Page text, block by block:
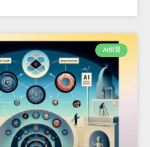
AI相關